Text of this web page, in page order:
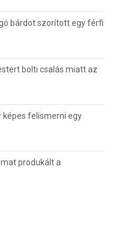
bárdot szorított egy férfi
bolti csalás miatt az
képes felismerni egy
produkált a